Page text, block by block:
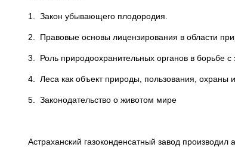
1. Закон убывающего плодородия.
2. Правовые основы лицензирования в области
3. Роль природоохранительных органов в борьбе с
4. Леса как объект природы, пользования, охраны
5. Законодательство о животом мире
Астраханский газоконденсатный завод